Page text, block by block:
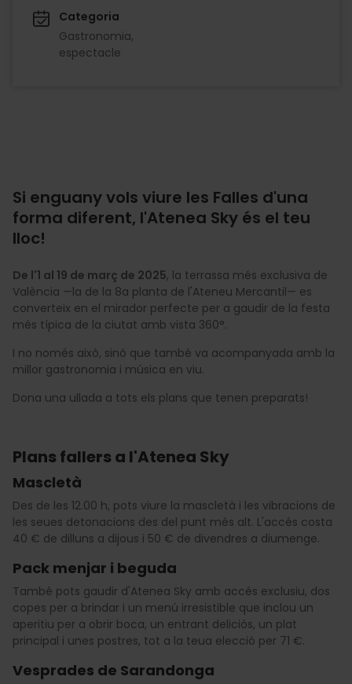
Categoria
Gastronomia
espectacle
Si enguany vols viure les Falles d'una
forma diferent, l'Atenea Sky és el teu
lloc!
De l'1 al 19 de març de 2025, la terrassa més exclusiva de
València —la de la 8a planta de l'Ateneu Mercantil— es
converteix en el mirador perfecte per a gaudir de la festa
més típica de la ciutat amb vista 360°.
I no només això, sinó que també va acompanyada amb la
millor gastronomia i música en viu.
Dona una ullada a tots els plans que tenen preparats!
Plans fallers a l'Atenea Sky
Mascletà
Des de les 12.00 h, pots viure la mascletà i les vibracions de
les seues detonacions des del punt més alt. L'accés costa
40 € de dilluns a dijous i 50 € de divendres a diumenge.
Pack menjar i beguda
També pots gaudir d'Atenea Sky amb accés exclusiu, dos
copes per a brindar i un menú irresistible que inclou un
aperitiu per a obrir boca, un entrant deliciós, un plat
principal i unes postres, tot a la teua elecció per 71 €.
Vesprades de Sarandonga